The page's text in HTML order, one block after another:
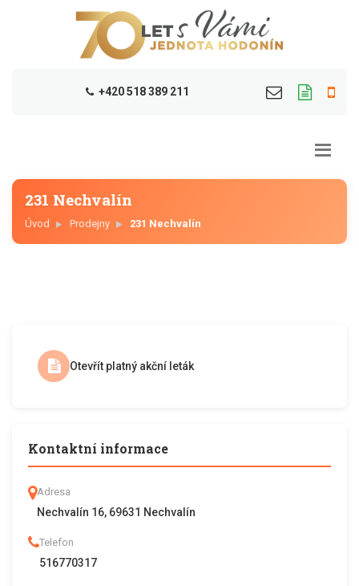
+420 518 389 211
231 Nechvalín
Úvod Prodejny 231 Nechvalín
Otevřít platný akční leták
Kontaktní informace
Adresa
Nechvalín 16, 69631 Nechvalín
Telefon
516770317